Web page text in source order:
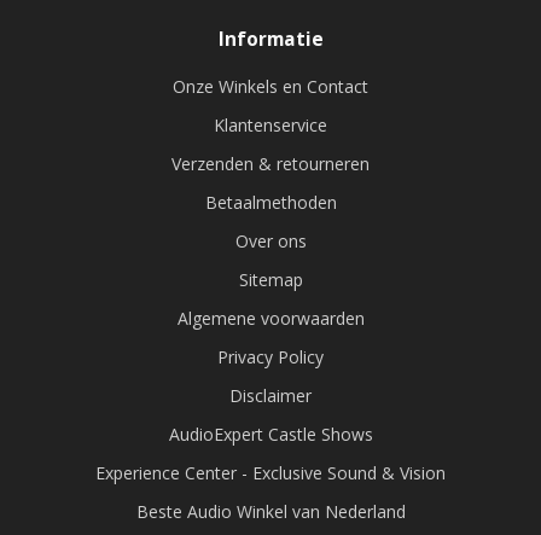
Informatie
Onze Winkels en Contact
Klantenservice
Verzenden & retourneren
Betaalmethoden
Over ons
Sitemap
Algemene voorwaarden
Privacy Policy
Disclaimer
AudioExpert Castle Shows
Experience Center - Exclusive Sound & Vision
Beste Audio Winkel van Nederland